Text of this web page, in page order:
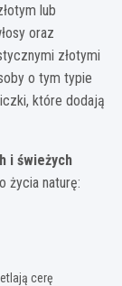
lub
oraz
złotymi
o tym typie
które dodają
i świeżych
życia naturę:
cerę